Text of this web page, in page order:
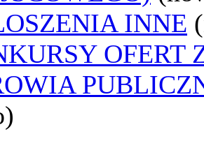
INNE
OFERT